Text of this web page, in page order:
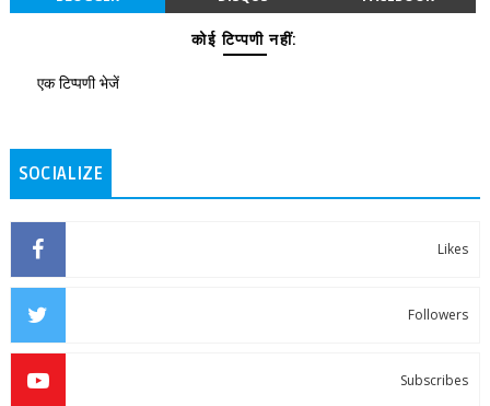
कोई टिप्पणी नहीं:
एक टिप्पणी भेजें
SOCIALIZE
Likes
Followers
Subscribes